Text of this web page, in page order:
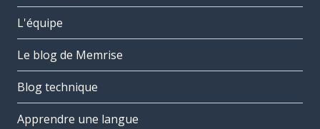
L'équipe
Le blog de Memrise
Blog technique
Apprendre une langue